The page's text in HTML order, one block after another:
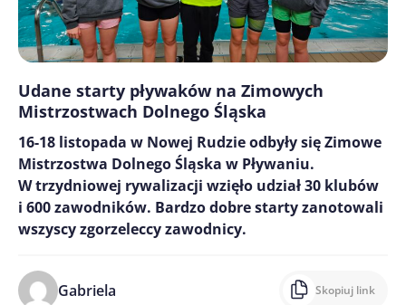
Udane starty pływaków na Zimowych
Mistrzostwach Dolnego Śląska
16-18 listopada w Nowej Rudzie odbyły się Zimowe
Mistrzostwa Dolnego Śląska w Pływaniu.
W trzydniowej rywalizacji wzięło udział 30 klubów
i 600 zawodników. Bardzo dobre starty zanotowali
wszyscy zgorzeleccy zawodnicy.
Gabriela Skopiuj link